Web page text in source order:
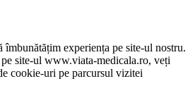
îmbunătățim experiența pe site-ul nostru.
site-ul www.viata-medicala.ro, veți
cookie-uri pe parcursul vizitei